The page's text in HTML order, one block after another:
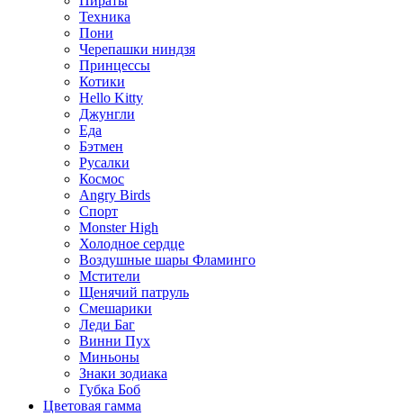
Техника
Пони
Черепашки ниндзя
Принцессы
Котики
Hello Kitty
Джунгли
Еда
Бэтмен
Русалки
Космос
Angry Birds
Спорт
Monster High
Холодное сердце
Воздушные шары Фламинго
Мстители
Щенячий патруль
Смешарики
Леди Баг
Винни Пух
Миньоны
Знаки зодиака
Губка Боб
Цветовая гамма